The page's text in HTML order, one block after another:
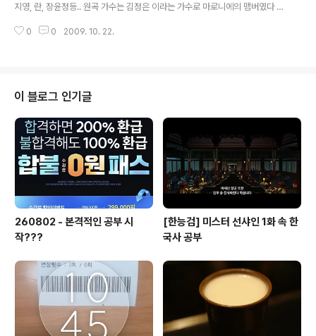
지영, 란, 장윤정등.. 원곡 가수는 김정은 이라는 가수로 마로니에의 맴버였다 리
되어있는 김정은 1집 Propose 앨범이 멜론에 없어서 란이 부른 버전으로 듣
0 0 2009. 10. 22.
이 블로그 인기글
260802 - 본격적인 공부 시
작???
[한능검] 미스터 선샤인 1화 속 한
국사 공부